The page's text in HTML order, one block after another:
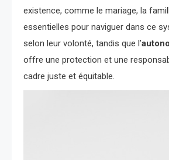
existence, comme le mariage, la
essentielles pour naviguer dans ce
selon leur volonté, tandis que l’
offre une protection et une
cadre juste et équitable.